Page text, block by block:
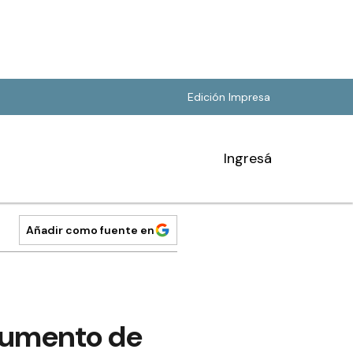
Edición Impresa
Ingresá
Añadir como fuente en
de